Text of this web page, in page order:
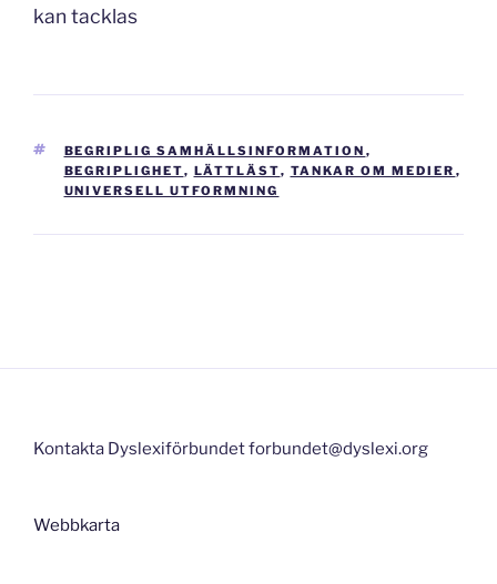
TAGGAR
BEGRIPLIG SAMHÄLLSINFORMATION ,
BEGRIPLIGHET, LÄTTLÄST, TANKAR OM MEDIER ,
UNIVERSELL UTFORMNING
Kontakta Dyslexiförbundet forbundet@dyslexi.org
Webbkarta